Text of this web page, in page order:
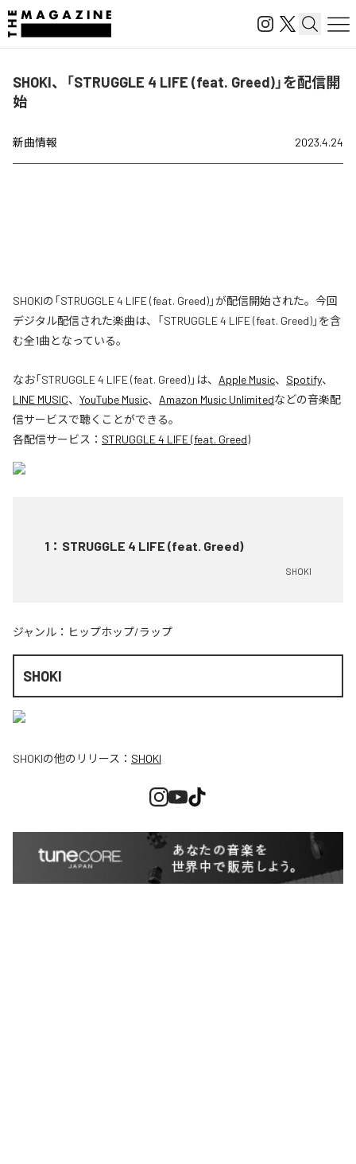
SHOKI、「STRUGGLE 4 LIFE (feat. Greed)」を配信開
始
新曲情報 2023.4.24
SHOKIの「STRUGGLE 4 LIFE (feat. Greed)」が配信開始された。今回
デジタル配信された楽曲は、「STRUGGLE 4 LIFE (feat. Greed)」を含
む全1曲となっている。
なお「STRUGGLE 4 LIFE (feat. Greed)」は、 Apple Music、 Spotify、
LINE MUSIC、 YouTube Music、 Amazon Music Unlimitedなどの音楽配
信サービスで聴くことができる。
各配信サービス： STRUGGLE 4 LIFE (feat. Greed)
1 ： STRUGGLE 4 LIFE (feat. Greed)
SHOKI
ジャンル： ヒップホップ/ラップ
SHOKI
SHOKIの他のリリース： SHOKI